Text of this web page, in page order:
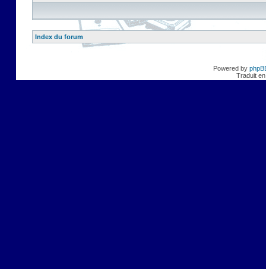
Index du forum
Powered by
Traduit